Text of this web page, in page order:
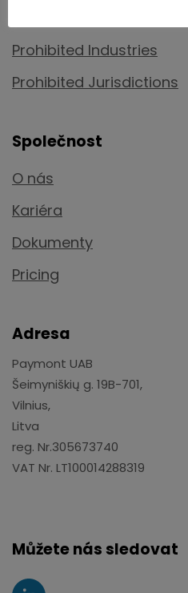
Prohibited Industries
Prohibited Jurisdictions
Společnost
O nás
Kariéra
Dokumenty
Pricing
Adresa
Paymont UAB
Šeimyniškių g. 19B-701,
Vilnius,
Litva
reg. Nr.305673740
VAT Nr. LT100014288319
Můžete nás sledovat